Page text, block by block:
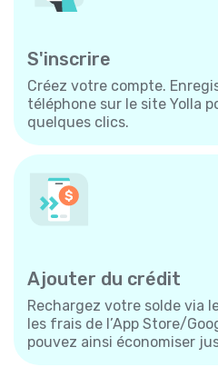
S'inscrire
Créez votre compte.
téléphone sur le site Yolla
quelques clics.
Ajouter du crédit
Rechargez votre solde via
les frais de l’App Store/
pouvez ainsi économiser